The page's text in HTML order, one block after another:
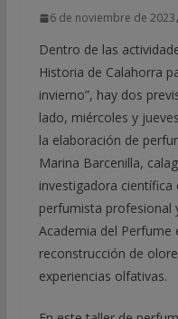
6 de noviembre de 2023
Dentro de las
Historia de Calahorra
invierno”, hay dos
lado, miércoles y
la elaboración de
Marina Barcenilla,
investigadora
perfumista profesional
Academia del Perfume
reconstrucción de
experiencias olfativas.